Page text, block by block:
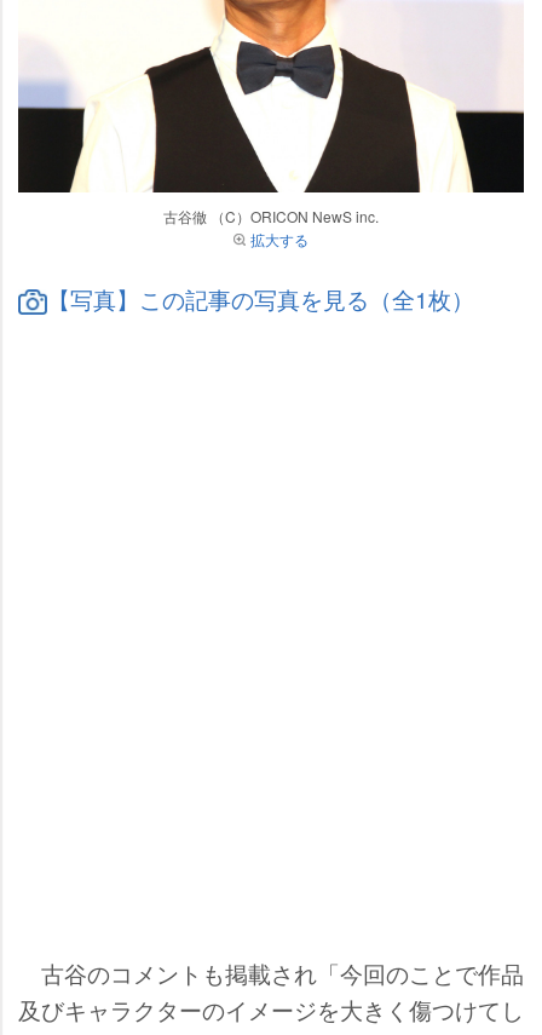
古谷徹 （C）ORICON NewS inc.
拡大する
【写真】この記事の写真を見る（全1枚）
古谷のコメントも掲載され「今回のことで作品
及びキャラクターのイメージを大きく傷つけてし